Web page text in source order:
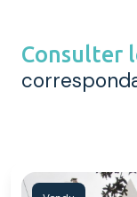
Consulter